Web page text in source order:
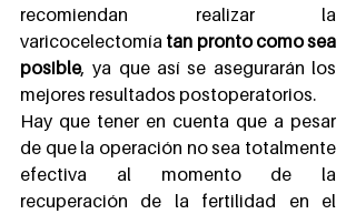
recomiendan realizar la
varicocelectomía tan pronto como sea
posible, ya que así se asegurarán los
mejores resultados postoperatorios.
Hay que tener en cuenta que a pesar
de que la operación no sea totalmente
efectiva al momento de la
recuperación de la fertilidad en el